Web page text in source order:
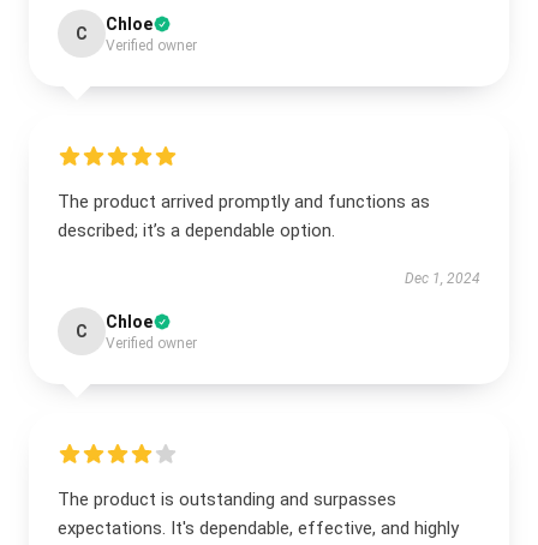
C Chloe
Verified owner
The product arrived promptly and functions as
described; it’s a dependable option.
Dec 1, 2024
C Chloe
Verified owner
The product is outstanding and surpasses
expectations. It's dependable, effective, and highly